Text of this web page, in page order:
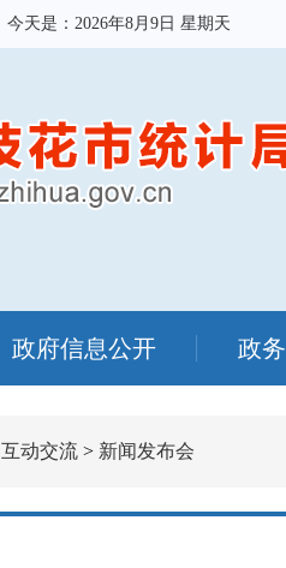
今天是： 2026年8月9日 星期天
政府信息公开 政
互动交流 > 新闻发布会